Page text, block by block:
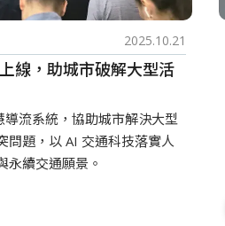
2025.10.21
線，助城市破解大型活
流系統，協助城市解決大型
問題，以 AI 交通科技落實人
永續交通願景。